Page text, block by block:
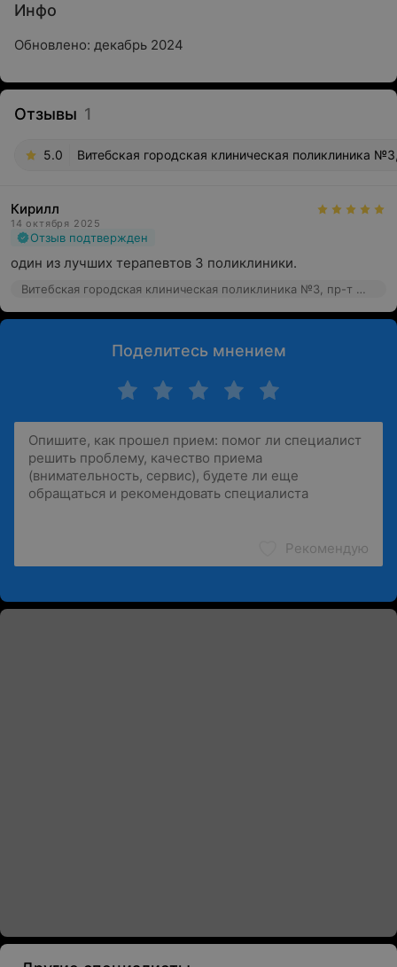
Инфо
Обновлено: декабрь 2024
Отзывы 1
5.0 Витебская городская клиническая поликлиника
Кирилл
14 октября 2025
Отзыв подтвержден
один из лучших терапевтов 3 поликлиники.
Витебская городская клиническая поликлиника №3, пр-т Московский, 43а
Поделитесь мнением
Рекомендую